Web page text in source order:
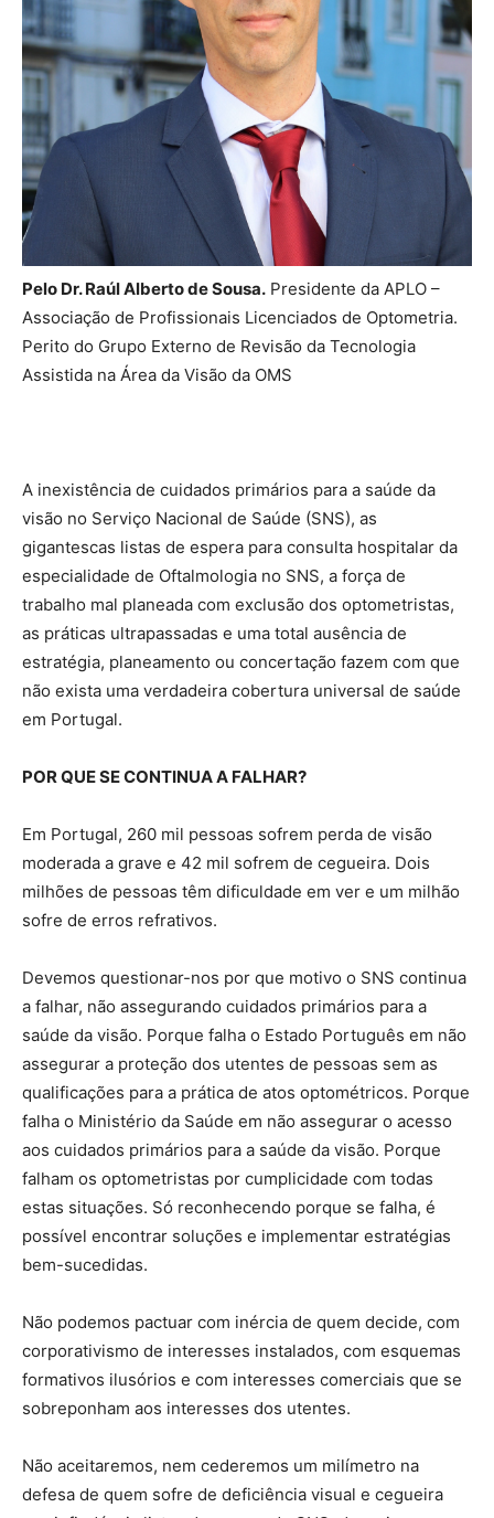
Pelo Dr. Raúl Alberto de Sousa. Presidente da APLO –
Associação de Profissionais Licenciados de Optometria.
Perito do Grupo Externo de Revisão da Tecnologia
Assistida na Área da Visão da OMS
A inexistência de cuidados primários para a saúde da
visão no Serviço Nacional de Saúde (SNS), as
gigantescas listas de espera para consulta hospitalar da
especialidade de Oftalmologia no SNS, a força de
trabalho mal planeada com exclusão dos optometristas,
as práticas ultrapassadas e uma total ausência de
estratégia, planeamento ou concertação fazem com que
não exista uma verdadeira cobertura universal de saúde
em Portugal.
POR QUE SE CONTINUA A FALHAR?
Em Portugal, 260 mil pessoas sofrem perda de visão
moderada a grave e 42 mil sofrem de cegueira. Dois
milhões de pessoas têm dificuldade em ver e um milhão
sofre de erros refrativos.
Devemos questionar-nos por que motivo o SNS continua
a falhar, não assegurando cuidados primários para a
saúde da visão. Porque falha o Estado Português em não
assegurar a proteção dos utentes de pessoas sem as
qualificações para a prática de atos optométricos. Porque
falha o Ministério da Saúde em não assegurar o acesso
aos cuidados primários para a saúde da visão. Porque
falham os optometristas por cumplicidade com todas
estas situações. Só reconhecendo porque se falha, é
possível encontrar soluções e implementar estratégias
bem-sucedidas.
Não podemos pactuar com inércia de quem decide, com
corporativismo de interesses instalados, com esquemas
formativos ilusórios e com interesses comerciais que se
sobreponham aos interesses dos utentes.
Não aceitaremos, nem cederemos um milímetro na
defesa de quem sofre de deficiência visual e cegueira